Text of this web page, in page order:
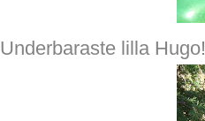
Underbaraste lilla Hugo!